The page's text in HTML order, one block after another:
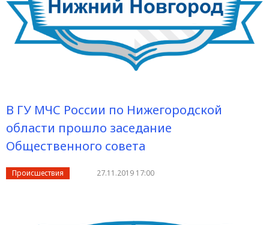
В ГУ МЧС России по Нижегородской
области прошло заседание
Общественного совета
Происшествия 27.11.2019 17:00